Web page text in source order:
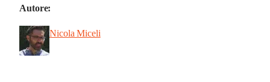
o
m
i
Autore:
Nicola Miceli